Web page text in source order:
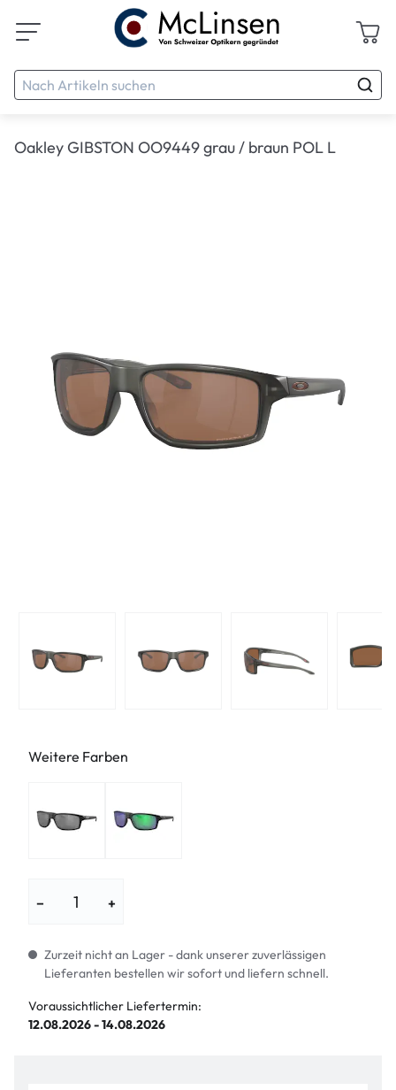
Oakley GIBSTON OO9449 grau / braun POL L
Weitere Farben
− +
Zurzeit nicht an Lager - dank unserer zuverlässigen
Lieferanten bestellen wir sofort und liefern schnell.
Voraussichtlicher Liefertermin:
12.08.2026 - 14.08.2026